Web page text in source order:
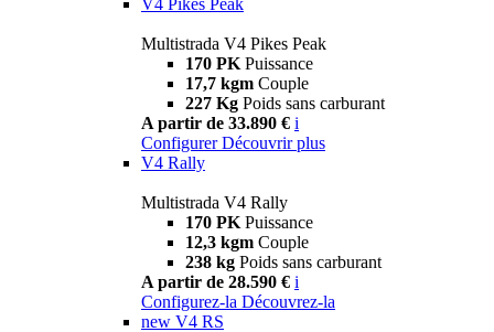
Multistrada V4 Pikes Peak
170 PK Puissance
17,7 kgm Couple
227 Kg Poids sans carburant
A partir de 33.890 € i
Configurer Découvrir plus
V4 Rally
Multistrada V4 Rally
170 PK Puissance
12,3 kgm Couple
238 kg Poids sans carburant
A partir de 28.590 € i
Configurez-la Découvrez-la
new V4 RS